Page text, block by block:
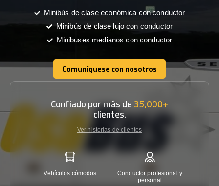
Minibús de clase económica con conductor
Minibús de clase lujo con conductor
Minibuses medianos con conductor
Comuníquese con nosotros
Comuníquese con nosotros
Confiado por más de35,000+
clientes.
Ver historias de clientes
Vehículos cómodos
Conductor profesional y
personal